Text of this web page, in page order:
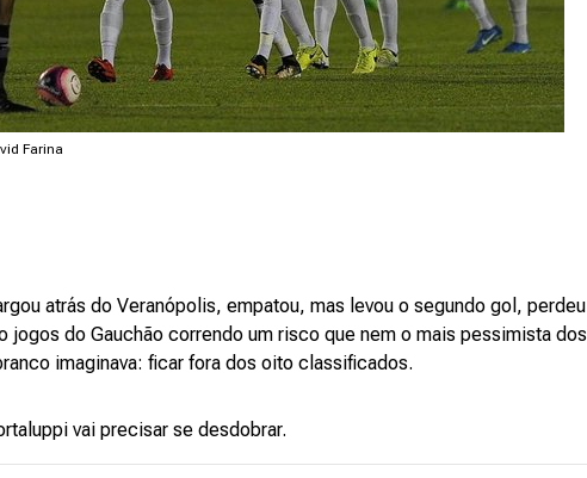
Farina
atrás do Veranópolis, empatou, mas levou o segundo gol, perdeu
jogos do Gauchão correndo um risco que nem o mais pessimista dos
imaginava: ficar fora dos oito classificados.
vai precisar se desdobrar.